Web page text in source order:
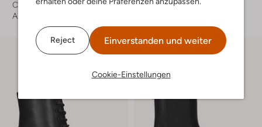
Reject Einverstanden und weiter
Cookie-Einstellungen
Chelsea Boots
Ab
Boots